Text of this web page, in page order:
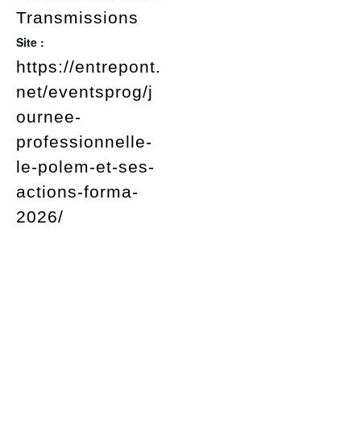
Transmissions
Site :
https://entrepont.
net/eventsprog/j
ournee-
professionnelle-
le-polem-et-ses-
actions-forma-
2026/